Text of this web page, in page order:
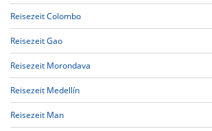
Reisezeit Colombo
Reisezeit Gao
Reisezeit Morondava
Reisezeit Medellín
Reisezeit Man